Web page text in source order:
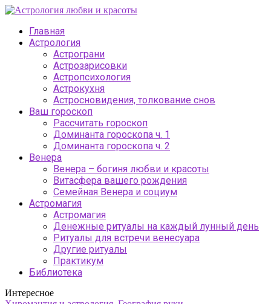
Главная
Астрология
Астрограни
Астрозарисовки
Астропсихология
Астрокухня
Астросновидения, толкование снов
Ваш гороскоп
Рассчитать гороскоп
Доминанта гороскопа ч. 1
Доминанта гороскопа ч. 2
Венера
Венера – богиня любви и красоты
Витасфера вашего рождения
Семейная Венера и социум
Астромагия
Астромагия
Денежные ритуалы на каждый лунный день
Ритуалы для встречи венесуара
Другие ритуалы
Практикум
Библиотека
Интересное